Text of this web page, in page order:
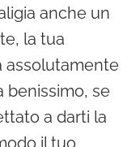
anche un
la tua
assolutamente
benissimo, se
a darti la